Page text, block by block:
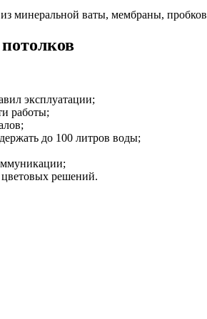
минеральной ваты, мембраны,
эксплуатации;
работы;
до 100 литров воды;
решений.